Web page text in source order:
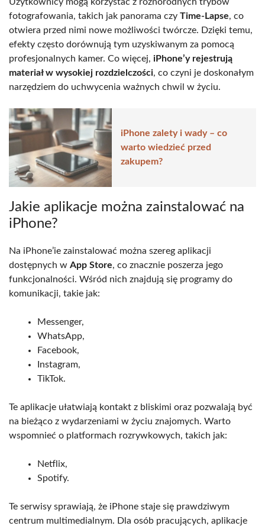
fotografowania, takich jak panorama czy Time-Lapse, co
otwiera przed nimi nowe możliwości twórcze. Dzięki temu,
efekty często dorównują tym uzyskiwanym za pomocą
profesjonalnych kamer. Co więcej, iPhone’y rejestrują
materiał w wysokiej rozdzielczości, co czyni je doskonałym
narzędziem do uchwycenia ważnych chwil w życiu.
iPhone zalety i wady – co
warto wiedzieć przed
zakupem?
Jakie aplikacje można zainstalować na
iPhone?
Na iPhone’ie zainstalować można szereg aplikacji
dostępnych w App Store, co znacznie poszerza jego
funkcjonalności. Wśród nich znajdują się programy do
komunikacji, takie jak:
Messenger,
WhatsApp,
Facebook,
Instagram,
TikTok.
Te aplikacje ułatwiają kontakt z bliskimi oraz pozwalają być
na bieżąco z wydarzeniami w życiu znajomych. Warto
wspomnieć o platformach rozrywkowych, takich jak:
Netflix,
Spotify.
Te serwisy sprawiają, że iPhone staje się prawdziwym
centrum multimedialnym. Dla osób pracujących, aplikacje